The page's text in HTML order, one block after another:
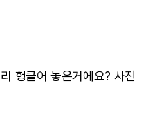
헝클어 놓은거에요? 사진